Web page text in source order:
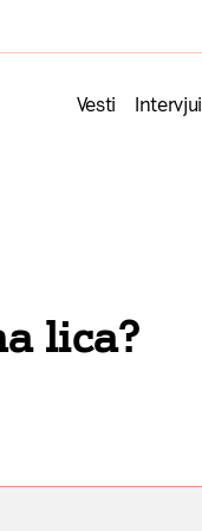
Vesti Intervjui
lica?